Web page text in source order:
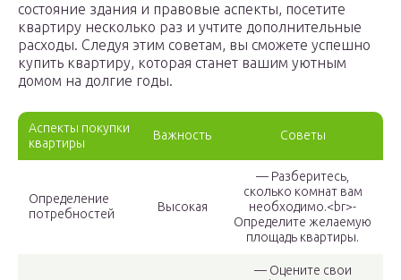
состояние здания и правовые аспекты, посетите
квартиру несколько раз и учтите дополнительные
расходы. Следуя этим советам, вы сможете успешно
купить квартиру, которая станет вашим уютным
домом на долгие годы.
Аспекты покупки
квартиры
Важность Советы
Определение
потребностей
Высокая
— Разберитесь,
сколько комнат вам
необходимо.<br>-
Определите желаемую
площадь квартиры.
— Оцените свои